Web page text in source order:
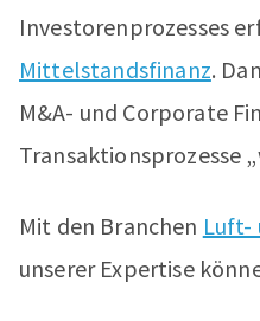
Investorenprozesses
Mittelstandsfinanz.
M&A- und Corporate
Transaktionsprozesse
Mit den Branchen Luft-
unserer Expertise